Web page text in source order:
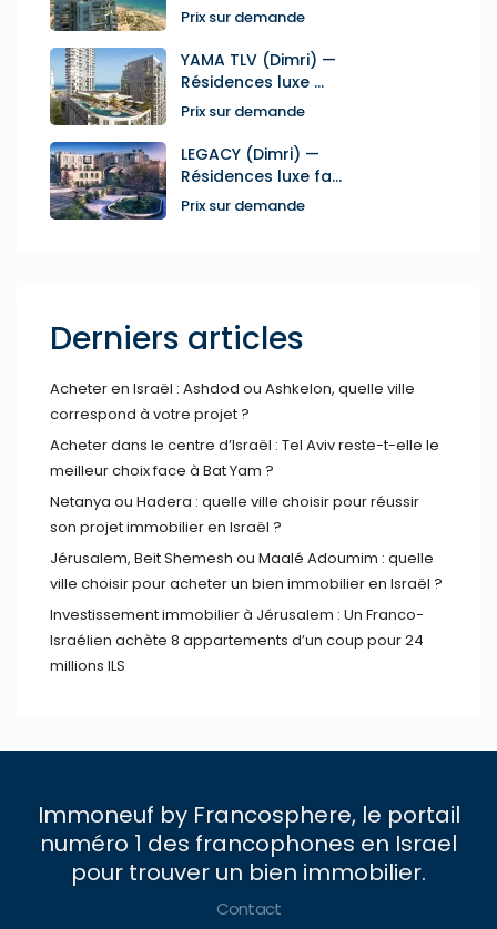
Prix sur demande
YAMA TLV (Dimri) —
Résidences luxe ...
Prix sur demande
LEGACY (Dimri) —
Résidences luxe fa...
Prix sur demande
Derniers articles
Acheter en Israël : Ashdod ou Ashkelon, quelle ville
correspond à votre projet ?
Acheter dans le centre d’Israël : Tel Aviv reste-t-elle le
meilleur choix face à Bat Yam ?
Netanya ou Hadera : quelle ville choisir pour réussir
son projet immobilier en Israël ?
Jérusalem, Beit Shemesh ou Maalé Adoumim : quelle
ville choisir pour acheter un bien immobilier en Israël ?
Investissement immobilier à Jérusalem : Un Franco-
Israélien achète 8 appartements d’un coup pour 24
millions ILS
Immoneuf by Francosphere, le portail
numéro 1 des francophones en Israel
pour trouver un bien immobilier.
Contact